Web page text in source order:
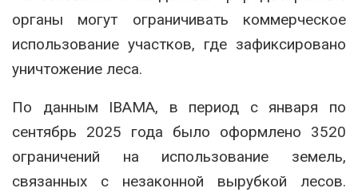
органы могут ограничивать коммерческое
использование участков, где зафиксировано
уничтожение леса.
По данным IBAMA, в период с января по
сентябрь 2025 года было оформлено 3520
ограничений на использование земель,
связанных с незаконной вырубкой лесов.